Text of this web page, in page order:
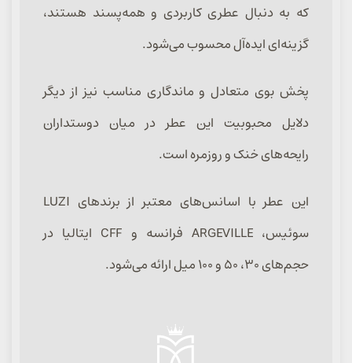
که به دنبال عطری کاربردی و همه‌پسند هستند،
گزینه‌ای ایده‌آل محسوب می‌شود.
پخش بوی متعادل و ماندگاری مناسب نیز از دیگر
دلایل محبوبیت این عطر در میان دوستداران
رایحه‌های خنک و روزمره است.
این عطر با اسانس‌های معتبر از برندهای LUZI
سوئیس، ARGEVILLE فرانسه و CFF ایتالیا در
حجم‌های ۳۰، ۵۰ و ۱۰۰ میل ارائه می‌شود.